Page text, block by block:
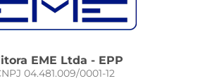
EME Ltda - EPP
04.481.009/0001-12